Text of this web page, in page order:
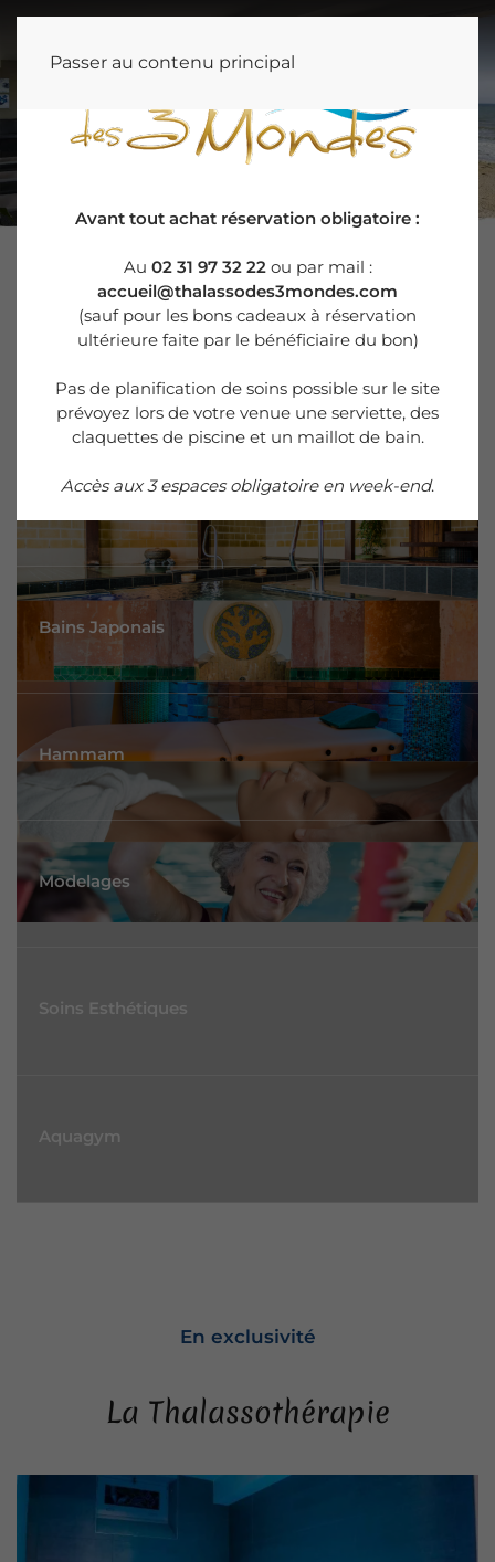
Passer au contenu principal
THALASSO DES 3 MONDES
Découvrez les soins
Thalasso à la carte
Thalasso
Bains Japonais
Hammam
Modelages
Soins Esthétiques
Aquagym
En exclusivité
La Thalassothérapie
Avant tout achat réservation obligatoire :
Au 02 31 97 32 22ou par mail :
accueil@thalassodes3mondes.com
(sauf pour les bons cadeaux à réservation
ultérieure faite par le bénéficiaire du bon)
Pas de planification de soins possible sur le site
prévoyez lors de votre venue une serviette, des
claquettes de piscine et un maillot de bain.
Accès aux 3 espaces obligatoire en week-end.